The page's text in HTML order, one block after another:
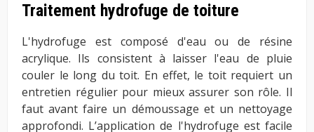
Traitement hydrofuge de toiture
L'hydrofuge est composé d'eau ou de résine
acrylique. Ils consistent à laisser l'eau de pluie
couler le long du toit. En effet, le toit requiert un
entretien régulier pour mieux assurer son rôle. Il
faut avant faire un démoussage et un nettoyage
approfondi. L’application de l'hydrofuge est facile